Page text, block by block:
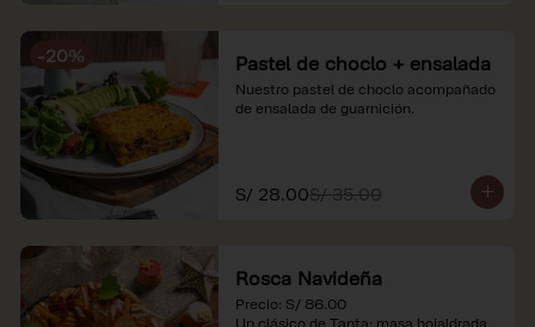
-20% Pastel de choclo + ensalada
Nuestro pastel de choclo acompañado
de ensalada de guarnición.
S/ 28.00S/ 35.00
Rosca Navideña
Precio: S/ 86.00
Un clásico de Tanta: masa hojaldrada